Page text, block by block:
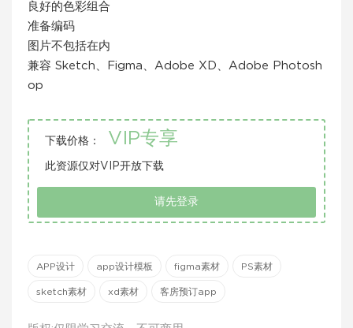
良好的色彩组合
准备编码
图片不包括在内
兼容 Sketch、Figma、Adobe XD、Adobe Photosh
op
下载价格： VIP专享
此资源仅对VIP开放下载
请先登录
APP设计 app设计模板 figma素材 PS素材
sketch素材 xd素材 客房预订app